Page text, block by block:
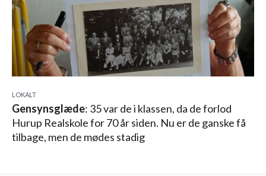
LOKALT
Gensynsglæde: 35 var de i klassen, da de forlod
Hurup Realskole for 70 år siden. Nu er de ganske få
tilbage, men de mødes stadig